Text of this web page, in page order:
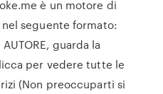
è un motore di
seguente formato:
guarda la
per vedere tutte le
(Non preoccuparti si